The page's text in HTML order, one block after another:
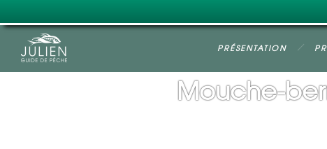
PRÉSENTATION
Mouche-